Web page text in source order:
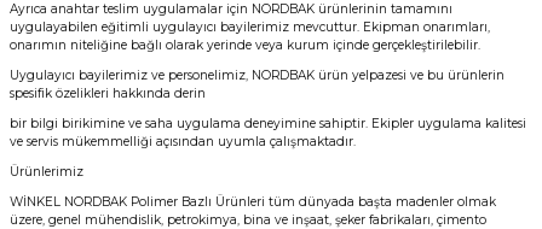
Ayrıca anahtar teslim uygulamalar için NORDBAK ürünlerinin tamamını
uygulayabilen eğitimli uygulayıcı bayilerimiz mevcuttur. Ekipman onarımları,
onarımın niteliğine bağlı olarak yerinde veya kurum içinde gerçekleştirilebilir.
Uygulayıcı bayilerimiz ve personelimiz, NORDBAK ürün yelpazesi ve bu ürünlerin
spesifik özelikleri hakkında derin
bir bilgi birikimine ve saha uygulama deneyimine sahiptir. Ekipler uygulama kalitesi
ve servis mükemmelliği açısından uyumla çalışmaktadır.
Ürünlerimiz
WİNKEL NORDBAK Polimer Bazlı Ürünleri tüm dünyada başta madenler olmak
üzere, genel mühendislik, petrokimya, bina ve inşaat, şeker fabrikaları, çimento